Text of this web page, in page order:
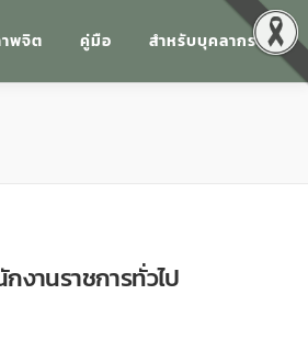
พจิต คู่มือ สำหรับบุคลากร
งานราชการทั่วไป